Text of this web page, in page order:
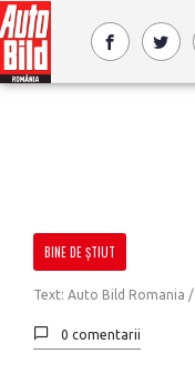
BINE DE ŞTIUT
Text: Auto Bild Romania /
0 comentarii